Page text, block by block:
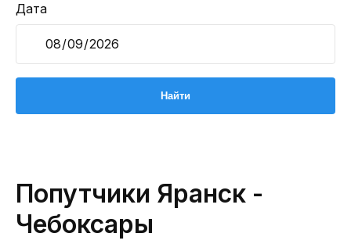
Дата
Попутчики Яранск -
Чебоксары